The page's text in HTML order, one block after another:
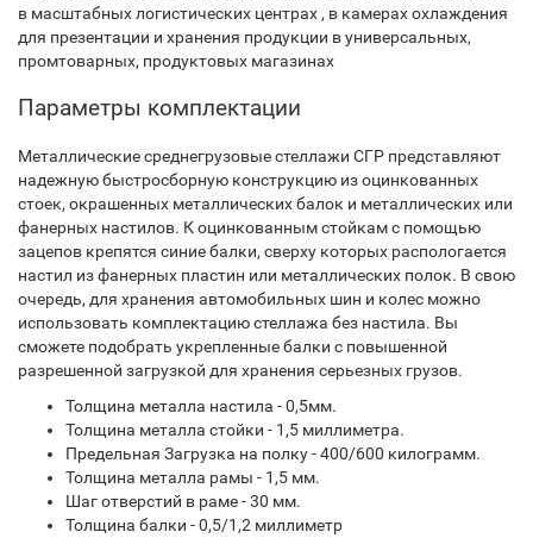
в масштабных логистических центрах , в камерах охлаждения
для презентации и хранения продукции в универсальных,
промтоварных, продуктовых магазинах
Параметры комплектации
Металлические среднегрузовые стеллажи СГР представляют
надежную быстросборную конструкцию из оцинкованных
стоек, окрашенных металлических балок и металлических или
фанерных настилов. К оцинкованным стойкам с помощью
зацепов крепятся синие балки, сверху которых распологается
настил из фанерных пластин или металлических полок. В свою
очередь, для хранения автомобильных шин и колес можно
использовать комплектацию стеллажа без настила. Вы
сможете подобрать укрепленные балки с повышенной
разрешенной загрузкой для хранения серьезных грузов.
Толщина металла настила - 0,5мм.
Толщина металла стойки - 1,5 миллиметра.
Предельная Загрузка на полку - 400/600 килограмм.
Толщина металла рамы - 1,5 мм.
Шаг отверстий в раме - 30 мм.
Толщина балки - 0,5/1,2 миллиметр